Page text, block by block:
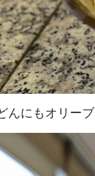
んにもオリー